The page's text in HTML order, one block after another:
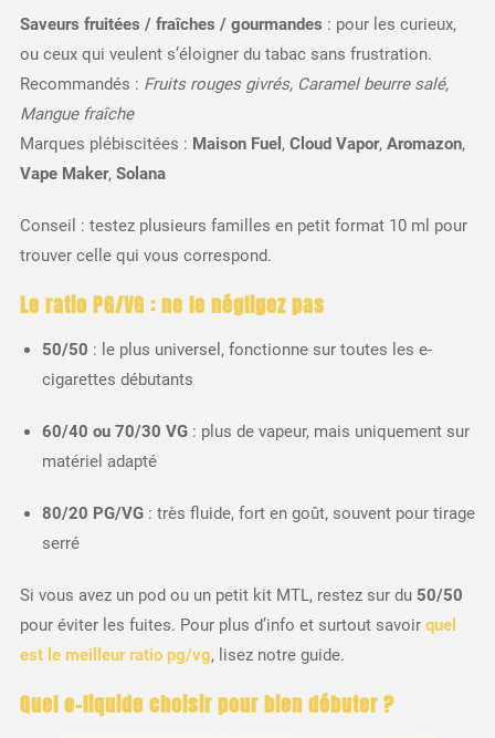
Saveurs fruitées / fraîches / gourmandes : pour les curieux,
ou ceux qui veulent s’éloigner du tabac sans frustration.
Recommandés : Fruits rouges givrés, Caramel beurre salé,
Mangue fraîche
Marques plébiscitées : Maison Fuel , Cloud Vapor, Aromazon,
Vape Maker, Solana
Conseil : testez plusieurs familles en petit format 10 ml pour
trouver celle qui vous correspond.
Le ratio PG/VG : ne le négligez pas
50/50 : le plus universel, fonctionne sur toutes les e-
cigarettes débutants
60/40 ou 70/30 VG: plus de vapeur, mais uniquement sur
matériel adapté
80/20 PG/VG: très fluide, fort en goût, souvent pour tirage
serré
Si vous avez un pod ou un petit kit MTL, restez sur du 50/50
pour éviter les fuites. Pour plus d’info et surtout savoir quel
est le meilleur ratio pg/vg, lisez notre guide.
Quel e-liquide choisir pour bien débuter ?